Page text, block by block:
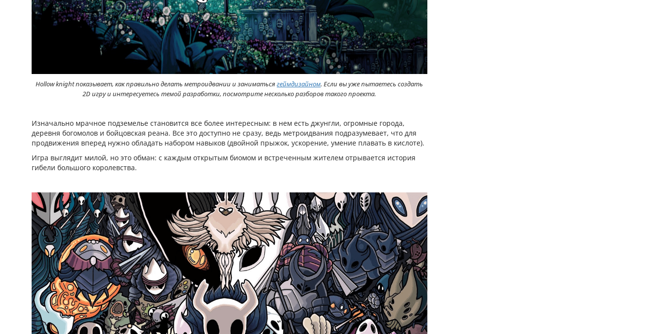
Hollow knight показывает, как правильно делать метроидвании и заниматьсягеймдизайном. Если вы уже пытаетесь создать
2D игру и интересуетесь темой разработки, посмотрите несколько разборов такого проекта.
Изначально мрачное подземелье становится все более интересным: в нем есть джунгли, огромные города,
деревня богомолов и бойцовская реана. Все это доступно не сразу, ведь метроидвания подразумевает, что для
продвижения вперед нужно обладать набором навыков (двойной прыжок, ускорение, умение плавать в кислоте).
Игра выглядит милой, но это обман: с каждым открытым биомом и встреченным жителем отрывается история
гибели большого королевства.